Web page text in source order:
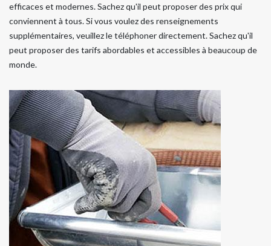
efficaces et modernes. Sachez qu'il peut proposer des prix qui
conviennent à tous. Si vous voulez des renseignements
supplémentaires, veuillez le téléphoner directement. Sachez qu'il
peut proposer des tarifs abordables et accessibles à beaucoup de
monde.